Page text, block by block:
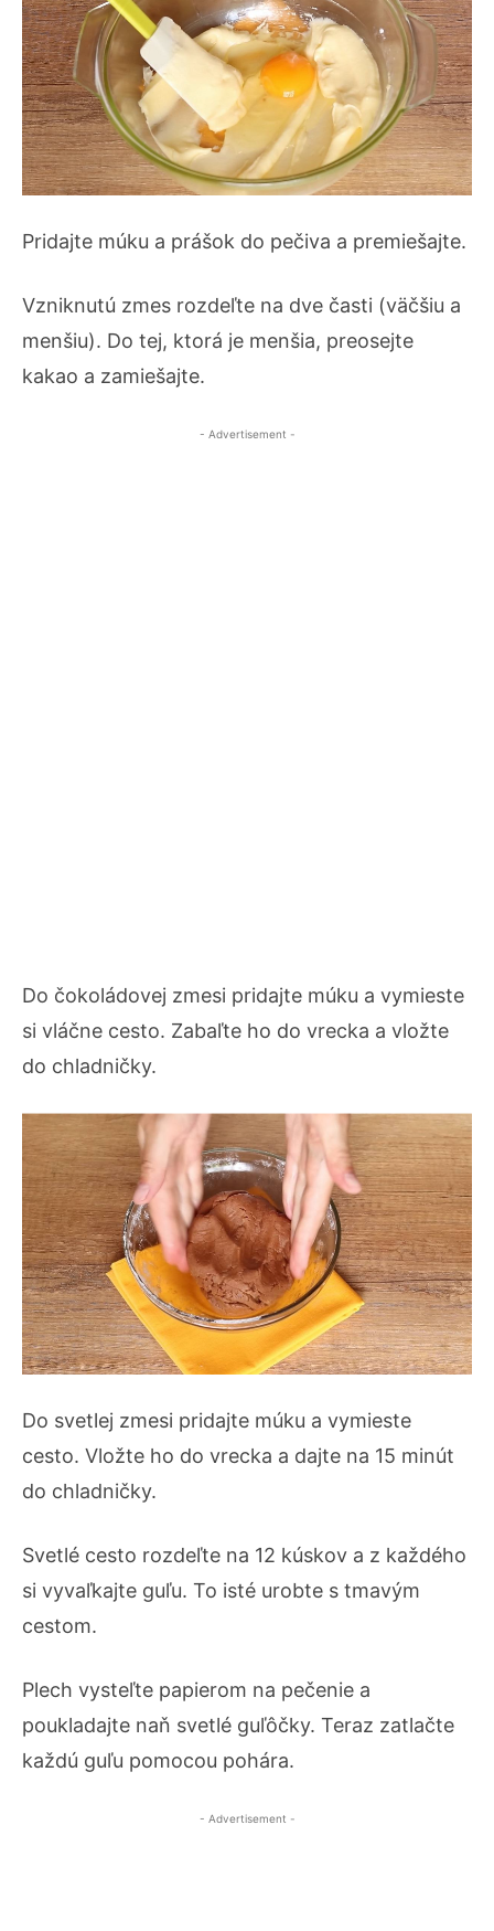
Pridajte múku a prášok do pečiva a premiešajte.
Vzniknutú zmes rozdeľte na dve časti (väčšiu a
menšiu). Do tej, ktorá je menšia, preosejte
kakao a zamiešajte.
- Advertisement -
Do čokoládovej zmesi pridajte múku a vymieste
si vláčne cesto. Zabaľte ho do vrecka a vložte
do chladničky.
Do svetlej zmesi pridajte múku a vymieste
cesto. Vložte ho do vrecka a dajte na 15 minút
do chladničky.
Svetlé cesto rozdeľte na 12 kúskov a z každého
si vyvaľkajte guľu. To isté urobte s tmavým
cestom.
Plech vysteľte papierom na pečenie a
poukladajte naň svetlé guľôčky. Teraz zatlačte
každú guľu pomocou pohára.
- Advertisement -